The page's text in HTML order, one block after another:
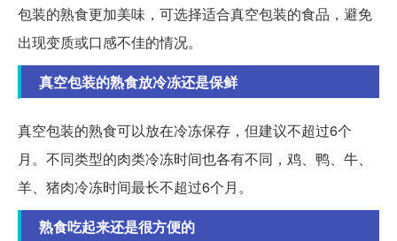
包装的熟食更加美味，可选择适合真空包装的食品，避免
出现变质或口感不佳的情况。
真空包装的熟食放冷冻还是保鲜
真空包装的熟食可以放在冷冻保存，但建议不超过6个
月。不同类型的肉类冷冻时间也各有不同，鸡、鸭、牛、
羊、猪肉冷冻时间最长不超过6个月。
熟食吃起来还是很方便的